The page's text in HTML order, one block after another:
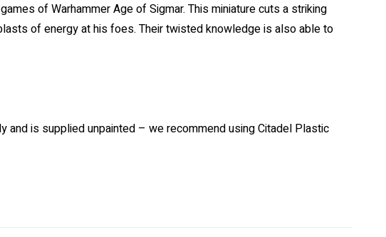
of Warhammer Age of Sigmar. This miniature cuts a striking
of energy at his foes. Their twisted knowledge is also able to
and is supplied unpainted – we recommend using Citadel Plastic